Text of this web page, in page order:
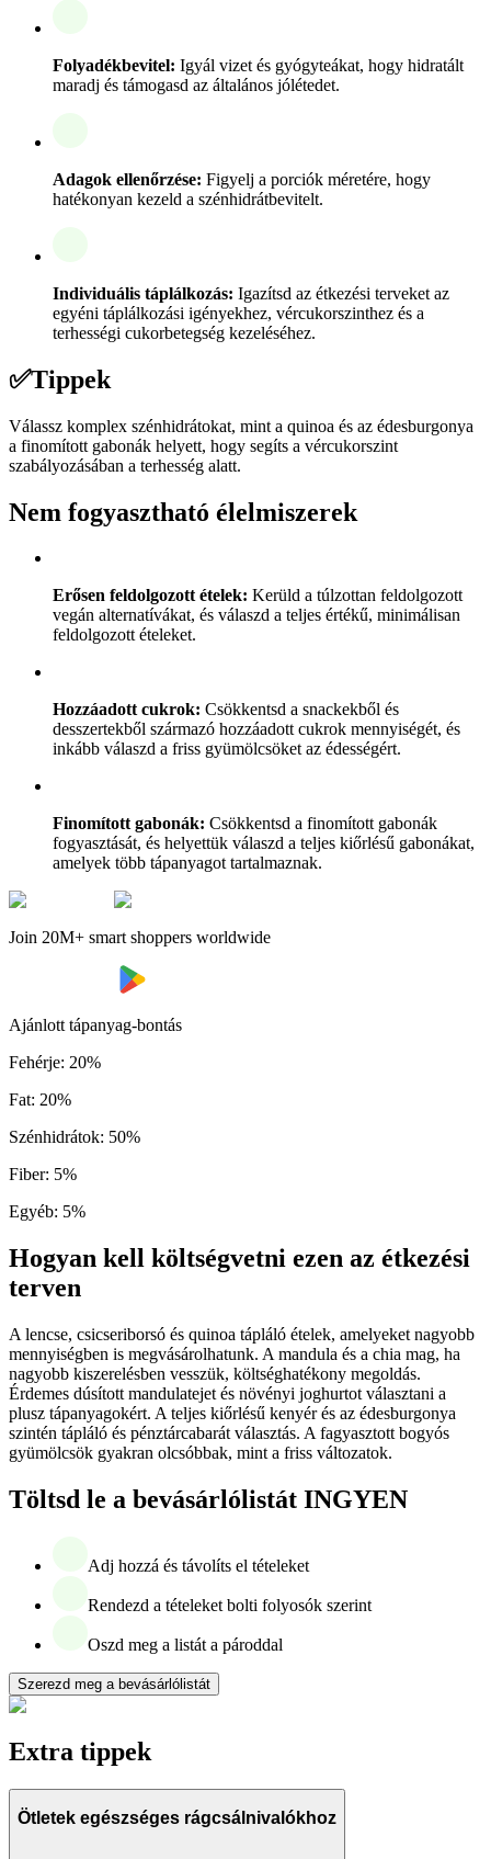
Folyadékbevitel: Igyál vizet és gyógyteákat, hogy hidratált
maradj és támogasd az általános jólétedet.
Adagok ellenőrzése: Figyelj a porciók méretére, hogy
hatékonyan kezeld a szénhidrátbevitelt.
Individuális táplálkozás: Igazítsd az étkezési terveket az
egyéni táplálkozási igényekhez, vércukorszinthez és a
terhességi cukorbetegség kezeléséhez.
✅Tippek
Válassz komplex szénhidrátokat, mint a quinoa és az édesburgonya
a finomított gabonák helyett, hogy segíts a vércukorszint
szabályozásában a terhesség alatt.
Nem fogyasztható élelmiszerek
Erősen feldolgozott ételek: Kerüld a túlzottan feldolgozott
vegán alternatívákat, és válaszd a teljes értékű, minimálisan
feldolgozott ételeket.
Hozzáadott cukrok: Csökkentsd a snackekből és
desszertekből származó hozzáadott cukrok mennyiségét, és
inkább válaszd a friss gyümölcsöket az édességért.
Finomított gabonák: Csökkentsd a finomított gabonák
fogyasztását, és helyettük válaszd a teljes kiőrlésű gabonákat,
amelyek több tápanyagot tartalmaznak.
Join 20M+ smart shoppers worldwide
Ajánlott tápanyag-bontás
Fehérje: 20%
Fat: 20%
Szénhidrátok: 50%
Fiber: 5%
Egyéb: 5%
Hogyan kell költségvetni ezen az étkezési
terven
A lencse, csicseriborsó és quinoa tápláló ételek, amelyeket nagyobb
mennyiségben is megvásárolhatunk. A mandula és a chia mag, ha
nagyobb kiszerelésben vesszük, költséghatékony megoldás.
Érdemes dúsított mandulatejet és növényi joghurtot választani a
plusz tápanyagokért. A teljes kiőrlésű kenyér és az édesburgonya
szintén tápláló és pénztárcabarát választás. A fagyasztott bogyós
gyümölcsök gyakran olcsóbbak, mint a friss változatok.
Töltsd le a bevásárlólistát INGYEN
Adj hozzá és távolíts el tételeket
Rendezd a tételeket bolti folyosók szerint
Oszd meg a listát a pároddal
Szerezd meg a bevásárlólistát
Extra tippek
Ötletek egészséges rágcsálnivalókhoz